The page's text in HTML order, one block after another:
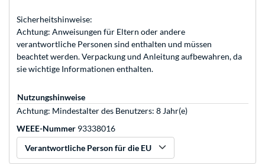
Sicherheitshinweise:
Achtung: Anweisungen für Eltern oder andere
verantwortliche Personen sind enthalten und müssen
beachtet werden. Verpackung und Anleitung aufbewahren, da
sie wichtige Informationen enthalten.
Nutzungshinweise
Achtung: Mindestalter des Benutzers: 8 Jahr(e)
WEEE-Nummer 93338016
Verantwortliche Person für die EU